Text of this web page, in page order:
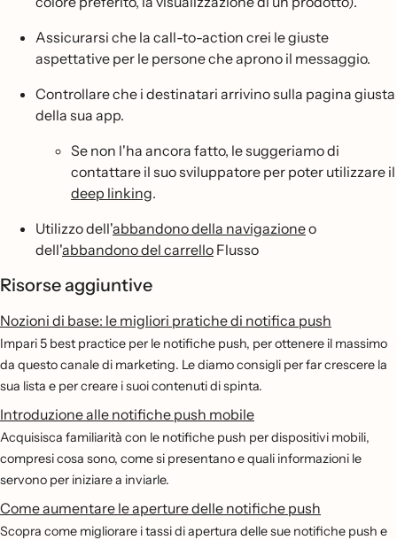
Assicurarsi che la call-to-action crei le giuste
aspettative per le persone che aprono il messaggio.
Controllare che i destinatari arrivino sulla pagina giusta
della sua app.
Se non l'ha ancora fatto, le suggeriamo di
contattare il suo sviluppatore per poter utilizzare il
deep linking.
Utilizzo dell'abbandono della navigazioneo
dell'abbandono del carrello Flusso
Risorse aggiuntive
Nozioni di base: le migliori pratiche di notifica push
Impari 5 best practice per le notifiche push, per ottenere il massimo
da questo canale di marketing. Le diamo consigli per far crescere la
sua lista e per creare i suoi contenuti di spinta.
Introduzione alle notifiche push mobile
Acquisisca familiarità con le notifiche push per dispositivi mobili,
compresi cosa sono, come si presentano e quali informazioni le
servono per iniziare a inviarle.
Come aumentare le aperture delle notifiche push
Scopra come migliorare i tassi di apertura delle sue notifiche push e